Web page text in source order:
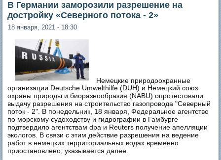
В Германии заморозили разрешение на
достройку «Северного потока - 2»
18 января, 2021 - 18:30
Немецкие природоохранные
организации Deutsche Umwelthilfe (DUH) и Немецкий союз
охраны природы и биоразнообразия (NABU) опротестовали
выдачу разрешения на строительство газопровода "Северный
поток - 2". В понедельник, 18 января, Федеральное агентство
по морскому судоходству и гидрографии в Гамбурге
подтвердило агентствам dpa и Reuters получение апелляции
экологов. В связи с этим действие разрешения на ведение
работ в немецких территориальных водах временно
приостановлено, указывается далее.